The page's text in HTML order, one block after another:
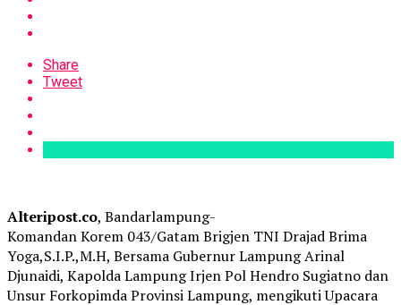
Share
Tweet
Alteripost.co, Bandarlampung-
Komandan Korem 043/Gatam Brigjen TNI Drajad Brima
Yoga,S.I.P.,M.H, Bersama Gubernur Lampung Arinal
Djunaidi, Kapolda Lampung Irjen Pol Hendro Sugiatno dan
Unsur Forkopimda Provinsi Lampung, mengikuti Upacara